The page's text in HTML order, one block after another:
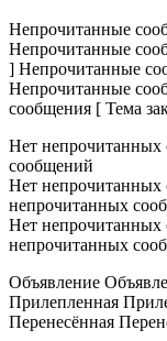
Непрочитанные
Непрочитанные
] Непрочитанные
Непрочитанные
сообщения [ Тема
Нет непрочитанных
сообщений
Нет непрочитанных
непрочитанных
Нет непрочитанных
непрочитанных
Объявление
Прилепленная
Перенесённая